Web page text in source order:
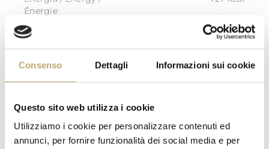
Consenso Dettagli Informazioni sui cookie
Questo sito web utilizza i cookie
Utilizziamo i cookie per personalizzare contenuti ed
annunci, per fornire funzionalità dei social media e per
Énergie
Grassi / Fat / Matières
grasses
43,7 g
of which saturated / dont
acides gras saturés
Carbohydrate / Glucides
di cui zuccheri / of which
sugars / dont sucres
19,1 g